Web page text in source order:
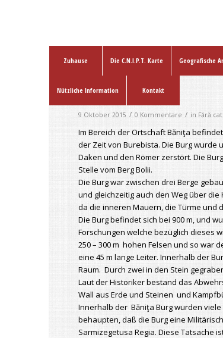
Zuhause Die C.N.I.P.T. Karte Geografische
Nützliche Information Kontakt
Băniţa Burg
9 Oktober 2015 / 0 Kommentare / in Fără
Im Bereich der Ortschaft Băniţa
der Zeit von Burebista. Die Burg
Daken und den Römer zerstört. Die
Stelle vom Berg Bolii.
Die Burg war zwischen drei Berge
und gleichzeitig auch den Weg über
da die inneren Mauern, die Türme und
Die Burg befindet sich bei 900 m, und
Forschungen welche bezüglich dieses
250 – 300 m hohen Felsen und so war
eine 45 m lange Leiter. Innerhalb der
Raum. Durch zwei in den Stein
Laut der Historiker bestand das
Wall aus Erde und Steinen und
Innerhalb der Băniţa Burg wurden
behaupten, daß die Burg eine
Sarmizegetusa Regia. Diese Tatsache